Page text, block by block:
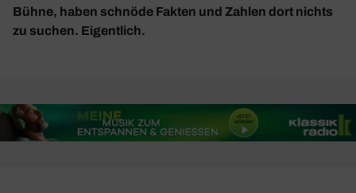
Bühne, haben schnöde Fakten und Zahlen dort nichts
zu suchen. Eigentlich.